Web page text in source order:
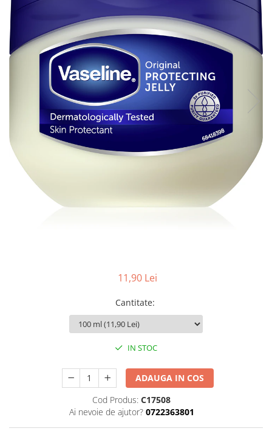
Balsam de par
Ceara de par si gel
Accesorii par
Cosmetice profesionale
Sampon de par
Tratamente si masca de par
Vopsea de par si oxidant
Accesorii tuns si vopsit
Hair styling
Balsam de par
Ingrijire corp
Geluri de dus
Deodorante si antiperspirante
Ruj si creion buze
Produse stilizare sprancene
11,90 Lei
Cantitate:
IN STOC
ADAUGA IN COS
Cod Produs: C17508
Ai nevoie de ajutor? 0722363801